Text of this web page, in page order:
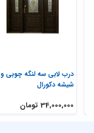
در یک و نیم لنگه چوبی ضد
سرقت لابی کد LY-12
18,500,000 تومان